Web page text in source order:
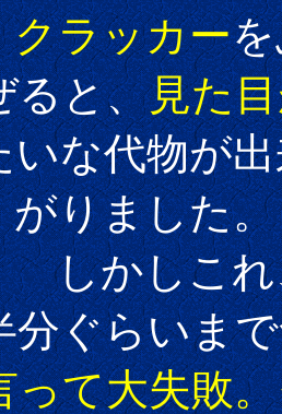
クラッカー
ると、見た
いな代物が
した。
れ、最初
分ぐらいま
って大失敗